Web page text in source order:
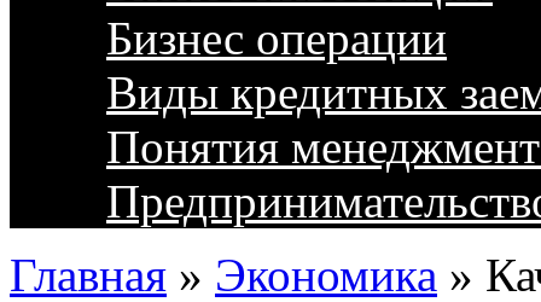
Бизнес операции
Виды кредитных
Понятия
Главная » Экономика »